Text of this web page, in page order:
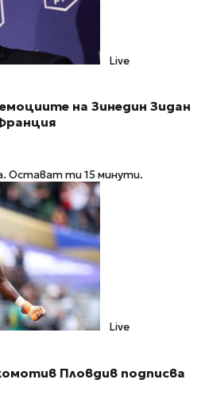
Live
на Зинедин Зидан
Остават ти 15 минути.
Live
Пловдив подписва